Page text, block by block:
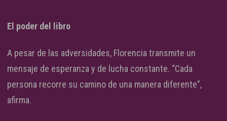
El poder del libro
A pesar de las adversidades, Florencia transmite un
mensaje de esperanza y de lucha constante. “Cada
persona recorre su camino de una manera diferente”,
afirma.